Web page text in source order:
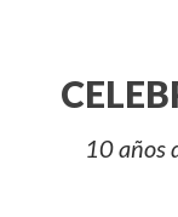
10 años